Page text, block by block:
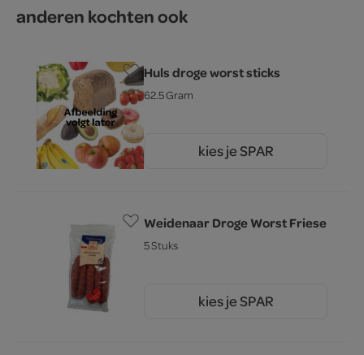
anderen kochten ook
Huls droge worst sticks
62.5 Gram
kies je SPAR
Weidenaar Droge Worst Friese
5 Stuks
kies je SPAR